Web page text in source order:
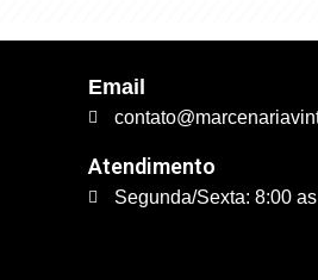
Email
Atendimento
Segunda/Sexta: 8:00